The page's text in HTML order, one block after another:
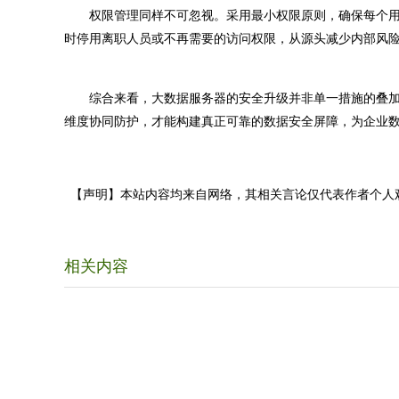
权限管理同样不可忽视。采用最小权限原则，确保每个
时停用离职人员或不再需要的访问权限，从源头减少内部风
综合来看，大数据服务器的安全升级并非单一措施的叠
维度协同防护，才能构建真正可靠的数据安全屏障，为企业
【声明】本站内容均来自网络，其相关言论仅代表作者个
相关内容